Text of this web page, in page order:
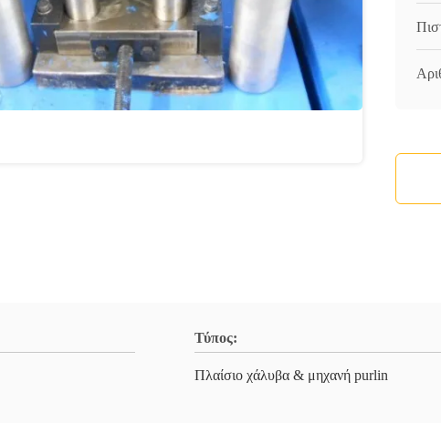
Τύπος:
Πλαίσιο χάλυβα & μηχανή purlin